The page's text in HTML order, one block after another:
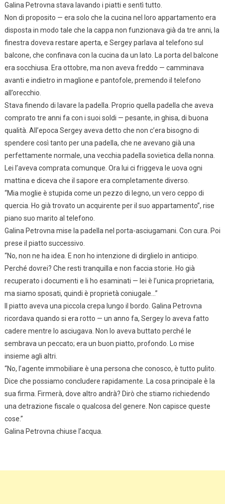
Galina Petrovna stava lavando i piatti e sentì tutto.
Non di proposito — era solo che la cucina nel loro appartamento era
disposta in modo tale che la cappa non funzionava già da tre anni, la
finestra doveva restare aperta, e Sergey parlava al telefono sul
balcone, che confinava con la cucina da un lato. La porta del balcone
era socchiusa. Era ottobre, ma non aveva freddo — camminava
avanti e indietro in maglione e pantofole, premendo il telefono
all’orecchio.
Stava finendo di lavare la padella. Proprio quella padella che aveva
comprato tre anni fa con i suoi soldi — pesante, in ghisa, di buona
qualità. All’epoca Sergey aveva detto che non c’era bisogno di
spendere così tanto per una padella, che ne avevano già una
perfettamente normale, una vecchia padella sovietica della nonna.
Lei l’aveva comprata comunque. Ora lui ci friggeva le uova ogni
mattina e diceva che il sapore era completamente diverso.
“Mia moglie è stupida come un pezzo di legno, un vero ceppo di
quercia. Ho già trovato un acquirente per il suo appartamento”, rise
piano suo marito al telefono.
Galina Petrovna mise la padella nel porta-asciugamani. Con cura. Poi
prese il piatto successivo.
“No, non ne ha idea. E non ho intenzione di dirglielo in anticipo.
Perché dovrei? Che resti tranquilla e non faccia storie. Ho già
recuperato i documenti e li ho esaminati — lei è l’unica proprietaria,
ma siamo sposati, quindi è proprietà coniugale…”
Il piatto aveva una piccola crepa lungo il bordo. Galina Petrovna
ricordava quando si era rotto — un anno fa, Sergey lo aveva fatto
cadere mentre lo asciugava. Non lo aveva buttato perché le
sembrava un peccato; era un buon piatto, profondo. Lo mise
insieme agli altri.
“No, l’agente immobiliare è una persona che conosco, è tutto pulito.
Dice che possiamo concludere rapidamente. La cosa principale è la
sua firma. Firmerà, dove altro andrà? Dirò che stiamo richiedendo
una detrazione fiscale o qualcosa del genere. Non capisce queste
cose.”
Galina Petrovna chiuse l’acqua.